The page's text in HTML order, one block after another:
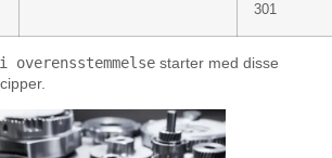
301
starter med disse